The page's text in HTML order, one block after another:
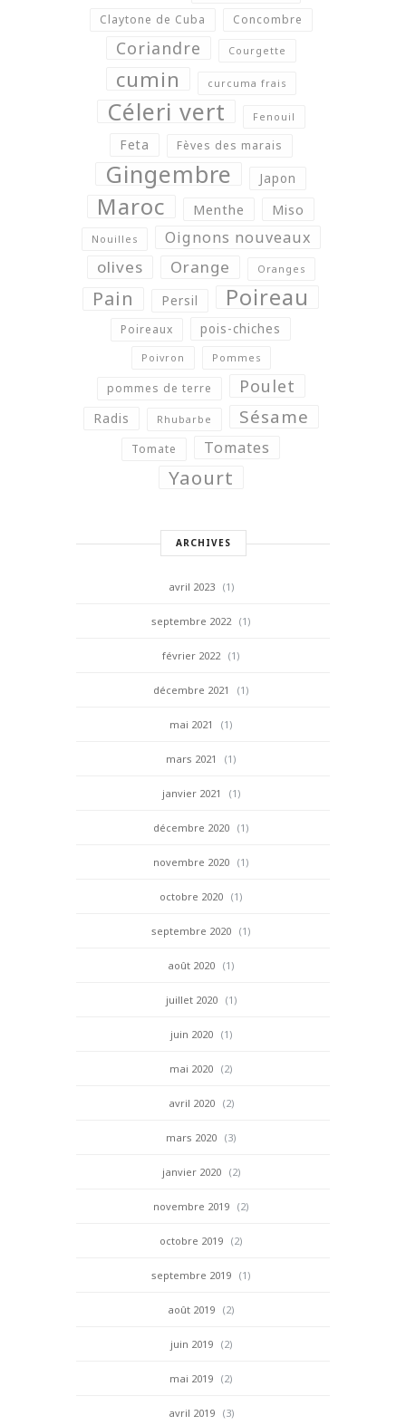
Claytone de Cuba Concombre
Coriandre Courgette
cumin curcuma frais
Céleri vert Fenouil
Feta Fèves des marais
Gingembre Japon
Maroc Menthe Miso
Nouilles Oignons nouveaux
olives Orange Oranges
Pain Persil Poireau
Poireaux pois-chiches
Poivron Pommes
pommes de terre Poulet
Radis Rhubarbe Sésame
Tomate Tomates
Yaourt
ARCHIVES
avril 2023 (1)
septembre 2022 (1)
février 2022 (1)
décembre 2021 (1)
mai 2021 (1)
mars 2021 (1)
janvier 2021 (1)
décembre 2020 (1)
novembre 2020 (1)
octobre 2020 (1)
septembre 2020 (1)
août 2020 (1)
juillet 2020 (1)
juin 2020 (1)
mai 2020 (2)
avril 2020 (2)
mars 2020 (3)
janvier 2020 (2)
novembre 2019 (2)
octobre 2019 (2)
septembre 2019 (1)
août 2019 (2)
juin 2019 (2)
mai 2019 (2)
avril 2019 (3)